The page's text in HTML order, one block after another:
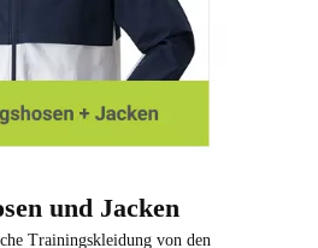
und Jacken
Trainingskleidung von den